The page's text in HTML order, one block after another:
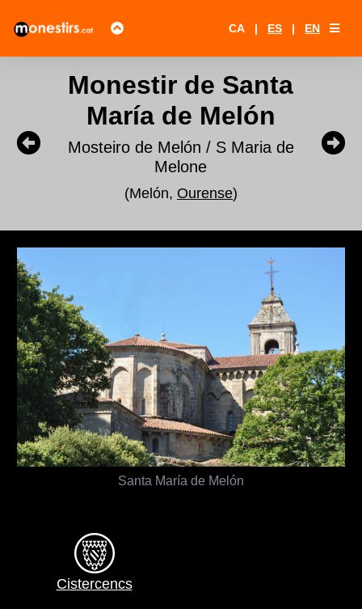
CA | ES | EN
Monestir de Santa
María de Melón
Mosteiro de Melón / S Maria de
Melone
(Melón, Ourense)
Santa María de Melón
Cistercencs